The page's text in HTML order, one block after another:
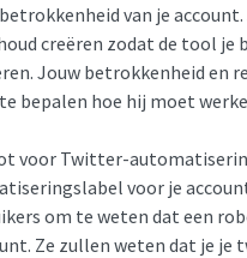
van je
creëren zodat de tool je
Jouw betrokkenheid en
bepalen hoe hij moet
voor Twitter-
voor je
om te weten dat een
Ze zullen weten dat je je